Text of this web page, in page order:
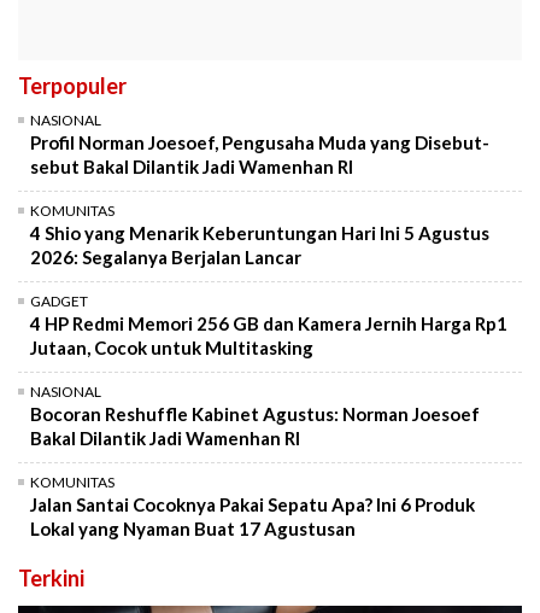
Terpopuler
NASIONAL
Profil Norman Joesoef, Pengusaha Muda yang Disebut-
sebut Bakal Dilantik Jadi Wamenhan RI
KOMUNITAS
4 Shio yang Menarik Keberuntungan Hari Ini 5 Agustus
2026: Segalanya Berjalan Lancar
GADGET
4 HP Redmi Memori 256 GB dan Kamera Jernih Harga Rp1
Jutaan, Cocok untuk Multitasking
NASIONAL
Bocoran Reshuffle Kabinet Agustus: Norman Joesoef
Bakal Dilantik Jadi Wamenhan RI
KOMUNITAS
Jalan Santai Cocoknya Pakai Sepatu Apa? Ini 6 Produk
Lokal yang Nyaman Buat 17 Agustusan
Terkini